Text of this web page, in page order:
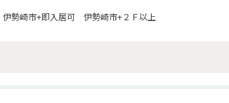
伊勢崎市+即入居可 伊勢崎市+２Ｆ以上